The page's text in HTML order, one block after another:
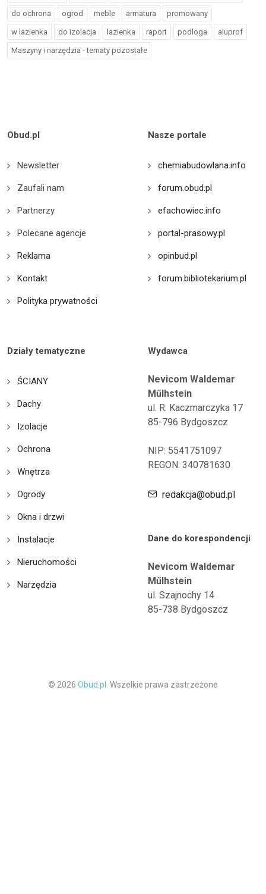
do ochrona ogrod meble armatura promowany
w lazienka do izolacja lazienka raport podloga aluprof
Maszyny i narzędzia - tematy pozostałe
Obud.pl
Newsletter
Zaufali nam
Partnerzy
Polecane agencje
Reklama
Kontakt
Polityka prywatności
Nasze portale
chemiabudowlana.info
forum.obud.pl
efachowiec.info
portal-prasowy.pl
opinbud.pl
forum.bibliotekarium.pl
Działy tematyczne
ŚCIANY
Dachy
Izolacje
Ochrona
Wnętrza
Ogrody
Okna i drzwi
Instalacje
Nieruchomości
Narzędzia
Wydawca
Nevicom Waldemar
Műlhstein
ul. R. Kaczmarczyka 17
85-796 Bydgoszcz
NIP: 5541751097
REGON: 340781630
redakcja@obud.pl
Dane do korespondencji
Nevicom Waldemar
Műlhstein
ul. Szajnochy 14
85-738 Bydgoszcz
© 2026 Obud.pl. Wszelkie prawa zastrzeżone